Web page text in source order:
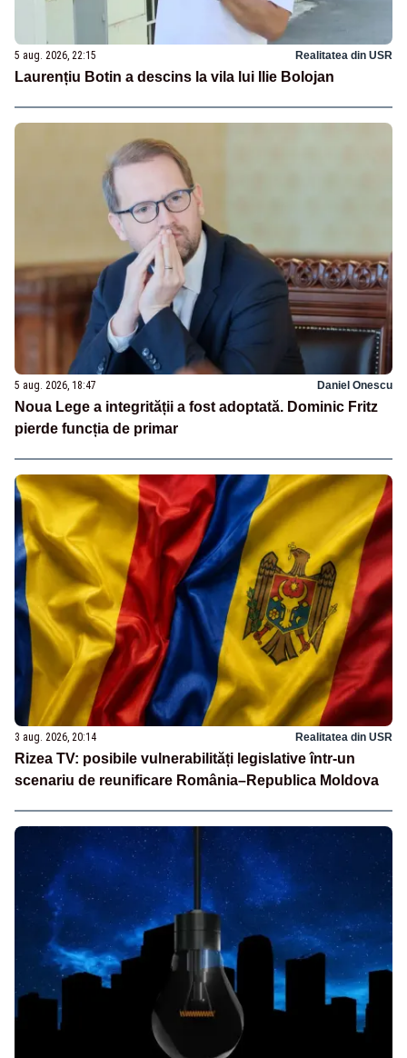
5 aug. 2026, 22:15 Realitatea din USR
Laurențiu Botin a descins la vila lui Ilie Bolojan
5 aug. 2026, 18:47 Daniel Onescu
Noua Lege a integrității a fost adoptată. Dominic Fritz
pierde funcția de primar
3 aug. 2026, 20:14 Realitatea din USR
Rizea TV: posibile vulnerabilități legislative într-un
scenariu de reunificare România–Republica Moldova